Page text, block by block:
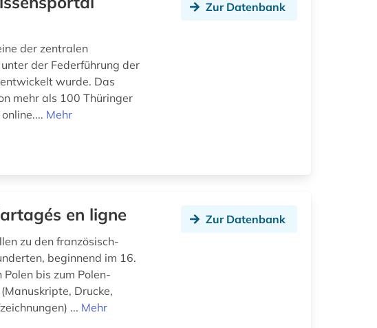
der zentralen
der Federführung der
wurde. Das
mehr als 100 Thüringer
Mehr
Zur Datenbank
en ligne
zu den französisch-
beginnend im 16.
bis zum Polen-
Drucke,
... Mehr
Zur Datenbank